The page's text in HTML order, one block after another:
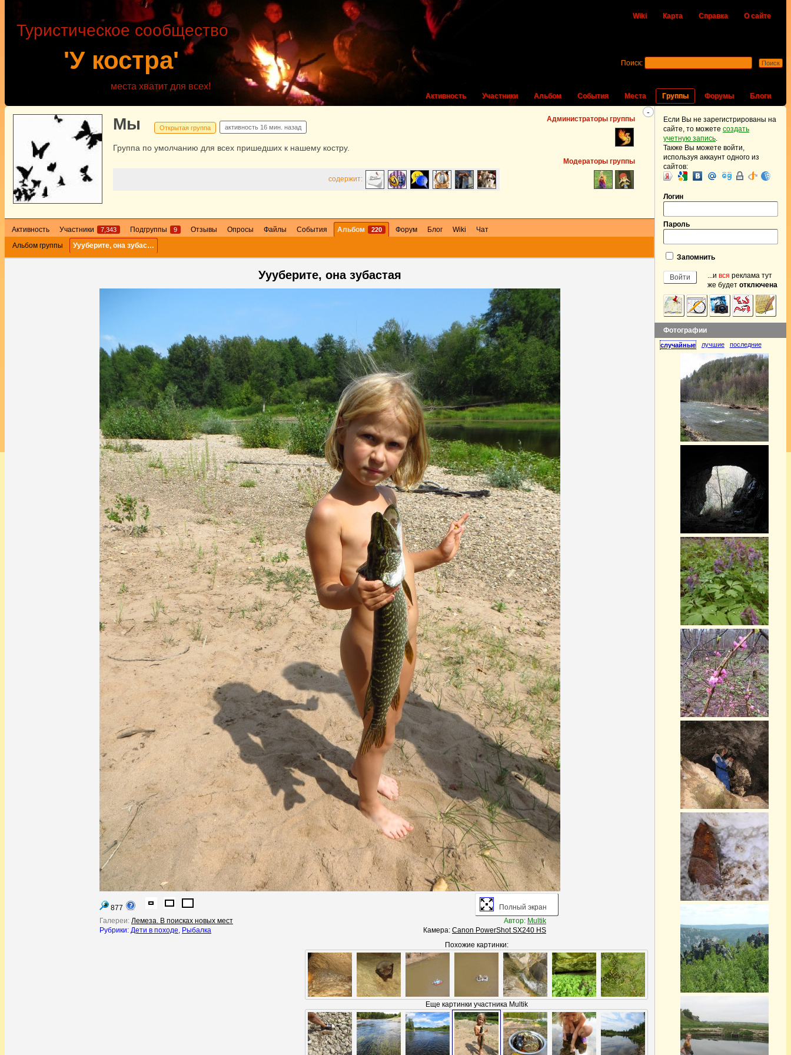
Wiki Карта Справка О сайте
'У костра'
Туристическое сообщество
места хватит для всех!
Активность Участники Альбом События Места Группы Форумы Блоги
Поиск:
-
Администраторы группы
Модераторы группы
Мы Открытая группа активность 16 мин. назад
Группа по умолчанию для всех пришедших к нашему костру.
содержит:
Активность Участники 7,343 Подгруппы 9 Отзывы Опросы Файлы События Альбом 220 Форум Блог Wiki
Чат
Альбом группы
Уууберите, она зубас…
Уууберите, она зубастая
877
Полный экран
Галереи: Лемеза. В поисках новых мест Автор: Multik
Рубрики: Дети в походе, Рыбалка Камера: Canon PowerShot SX240 HS
Похожие картинки:
Еще картинки участника Multik
Если Вы не зарегистрированы на
сайте, то можете создать
учетную запись.
Также Вы можете войти,
используя аккаунт одного из
сайтов:
Логин
Пароль
Запомнить
...и вся реклама тут
же будет отключена
Фотографии
случайные лучшие последние